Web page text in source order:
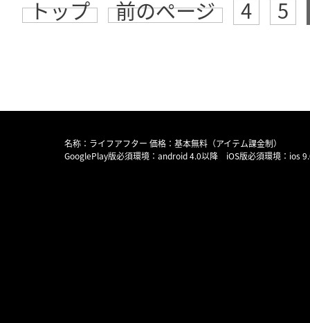
トップ 前のページ 4 5
名称：ライフアフター 価格：基本無料（アイテム課金制）
GooglePlay版必須環境：android 4.0以降 iOS版必須環境：ios